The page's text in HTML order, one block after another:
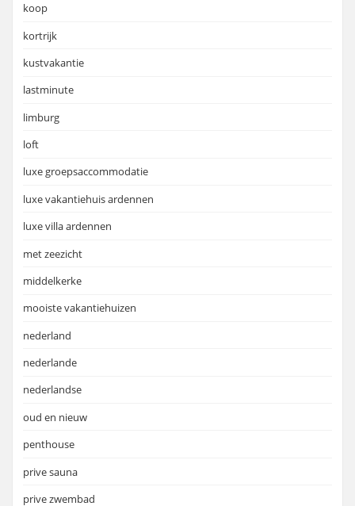
koop
kortrijk
kustvakantie
lastminute
limburg
loft
luxe groepsaccommodatie
luxe vakantiehuis ardennen
luxe villa ardennen
met zeezicht
middelkerke
mooiste vakantiehuizen
nederland
nederlande
nederlandse
oud en nieuw
penthouse
prive sauna
prive zwembad